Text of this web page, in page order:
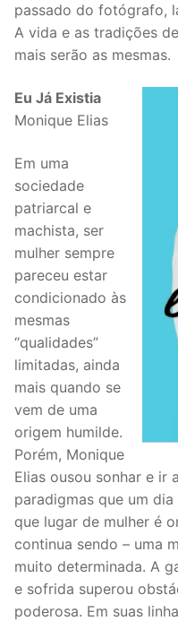
passado do fotógrafo,
A vida e as tradições
mais serão as mesmas.
Eu Já Existia
Monique Elias
Em uma
sociedade
patriarcal e
machista, ser
mulher sempre
pareceu estar
condicionado às
mesmas
“qualidades”
limitadas, ainda
mais quando se
vem de uma
origem humilde.
Porém, Monique
Elias ousou sonhar e ir
paradigmas que um
que lugar de mulher é
continua sendo – uma
muito determinada. A
e sofrida superou
poderosa. Em suas